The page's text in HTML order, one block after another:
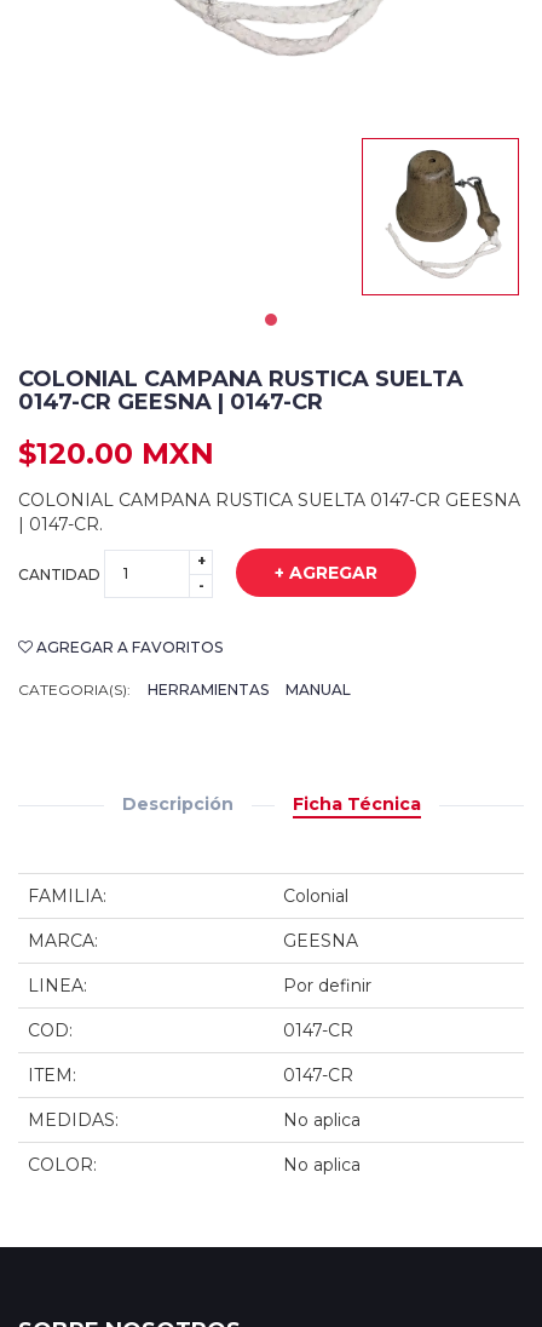
COLONIAL CAMPANA RUSTICA SUELTA
0147-CR GEESNA | 0147-CR
$120.00 MXN
COLONIAL CAMPANA RUSTICA SUELTA 0147-CR GEESNA
| 0147-CR.
CANTIDAD
+
-
+ AGREGAR
AGREGAR A FAVORITOS
CATEGORIA(S): HERRAMIENTAS MANUAL
Descripción Ficha Técnica
FAMILIA: Colonial
MARCA: GEESNA
LINEA: Por definir
COD: 0147-CR
ITEM: 0147-CR
MEDIDAS: No aplica
COLOR: No aplica